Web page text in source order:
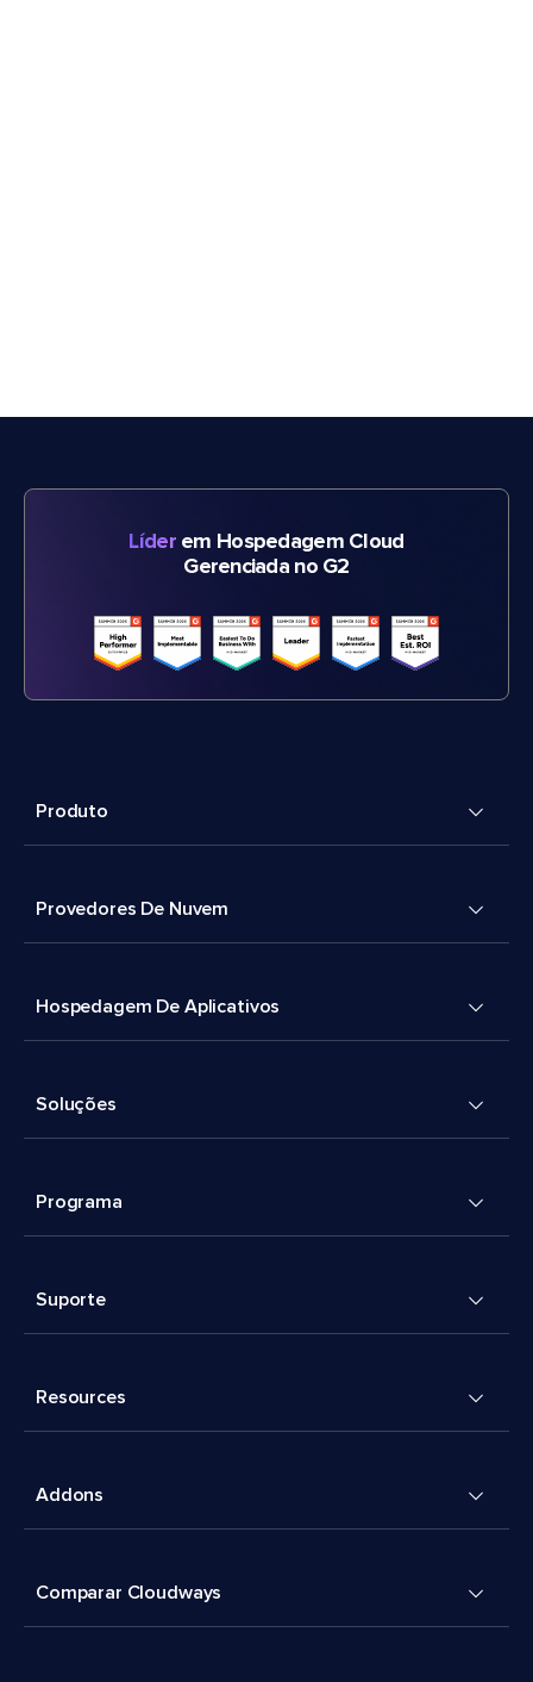
Líderem Hospedagem Cloud
Gerenciada no G2
Produto
Provedores De Nuvem
Hospedagem De Aplicativos
Soluções
Programa
Suporte
Resources
Addons
Comparar Cloudways